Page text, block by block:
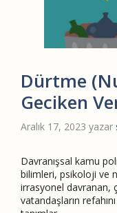
Dürtme
Geciken
Aralık 17, 2023 yazar
Davranışsal kamu
bilimleri, psikoloji ve
irrasyonel davranan,
vatandaşların